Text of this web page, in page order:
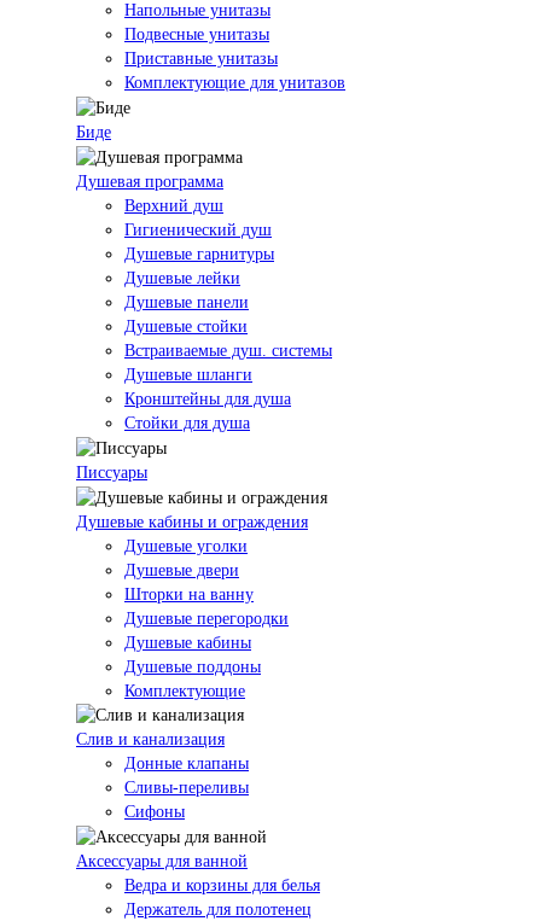
Напольные унитазы
Подвесные унитазы
Приставные унитазы
Комплектующие для унитазов
Биде
Душевая программа
Верхний душ
Гигиенический душ
Душевые гарнитуры
Душевые лейки
Душевые панели
Душевые стойки
Встраиваемые душ. системы
Душевые шланги
Кронштейны для душа
Стойки для душа
Писсуары
Душевые кабины и ограждения
Душевые уголки
Душевые двери
Шторки на ванну
Душевые перегородки
Душевые кабины
Душевые поддоны
Комплектующие
Слив и канализация
Донные клапаны
Сливы-переливы
Сифоны
Аксессуары для ванной
Ведра и корзины для белья
Держатель для полотенец